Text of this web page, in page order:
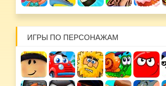
ИГРЫ ПО ПЕРСОНАЖАМ